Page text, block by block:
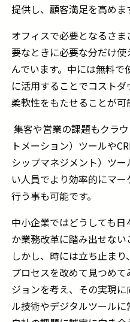
提供し、顧客満足を高めま
オフィスで必要となるさ
要なときに必要な分だけ
んでいます。中には無料
に活用することでコスト
柔軟性をもたせることが可
集客や営業の課題もクラ
トメーション）ツールや
シップマネジメント）ツ
い人員でより効率的にマ
行う事も可能です。
中小企業ではどうしても
か業務改革に踏み出せない
しかし、時には立ち止ま
プロセスを改めて見つめ
ジョンを考え、その実現
ル技術やデジタルツールに